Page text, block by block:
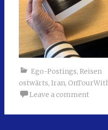
Ego-Postings, Reisen
ostwärts, Iran,
Leave a comment